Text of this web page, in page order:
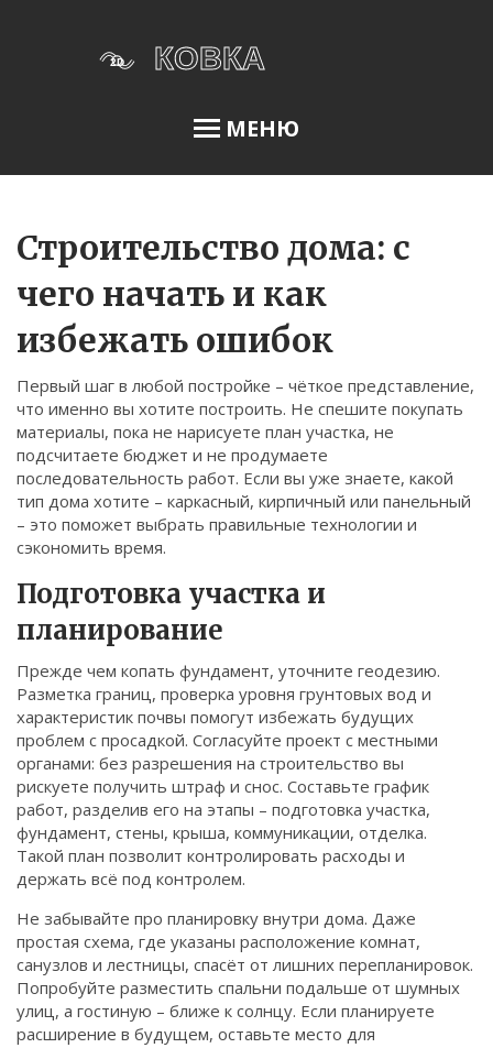
МЕНЮ
Меню
О нас
Условия использования
Политика конфиденциальности
ФЗ-152
Связаться
© 2026. Все права защищены.
Строительство дома: с
чего начать и как
избежать ошибок
Первый шаг в любой постройке – чёткое представление,
что именно вы хотите построить. Не спешите покупать
материалы, пока не нарисуете план участка, не
подсчитаете бюджет и не продумаете
последовательность работ. Если вы уже знаете, какой
тип дома хотите – каркасный, кирпичный или панельный
– это поможет выбрать правильные технологии и
сэкономить время.
Подготовка участка и
планирование
Прежде чем копать фундамент, уточните геодезию.
Разметка границ, проверка уровня грунтовых вод и
характеристик почвы помогут избежать будущих
проблем с просадкой. Согласуйте проект с местными
органами: без разрешения на строительство вы
рискуете получить штраф и снос. Составьте график
работ, разделив его на этапы – подготовка участка,
фундамент, стены, крыша, коммуникации, отделка.
Такой план позволит контролировать расходы и
держать всё под контролем.
Не забывайте про планировку внутри дома. Даже
простая схема, где указаны расположение комнат,
санузлов и лестницы, спасёт от лишних перепланировок.
Попробуйте разместить спальни подальше от шумных
улиц, а гостиную – ближе к солнцу. Если планируете
расширение в будущем, оставьте место для